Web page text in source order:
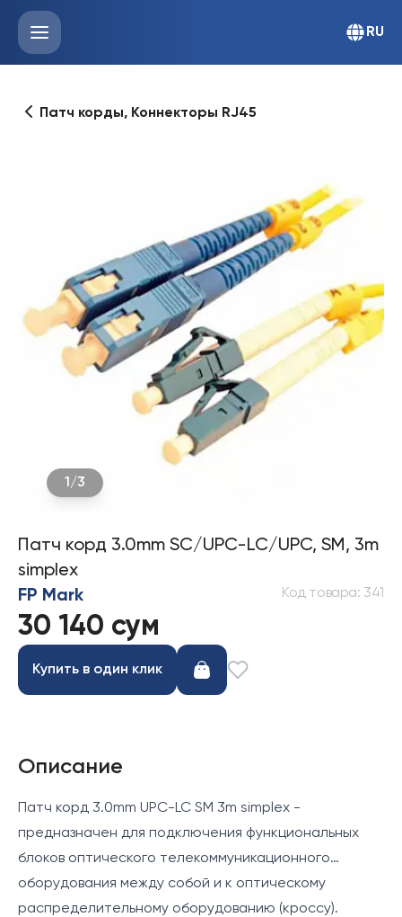
RU
Патч корды, Коннекторы RJ45
1 /3
Патч корд 3.0mm SC/UPC-LC/UPC, SM, 3m
simplex
FP Mark
Код товара: 341
30 140 сум
Купить в один клик
Описание
Патч корд 3.0mm UPC-LC SM 3m simplex -
предназначен для подключения функциональных
блоков оптического телекоммуникационного
оборудования между собой и к оптическому
распределительному оборудованию (кроссу).